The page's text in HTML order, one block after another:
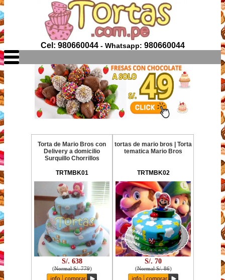
Cel: 980660044- Whatsapp: 980660044
Torta de Mario Bros con
Delivery a domicilio
Surquillo Chorrillos
TRTMBK01
S/. 638
(Normal S/. 779)
tortas de mario bros | Torta
tematica Mario Bros
TRTMBK02
S/. 70
(Normal S/. 86)